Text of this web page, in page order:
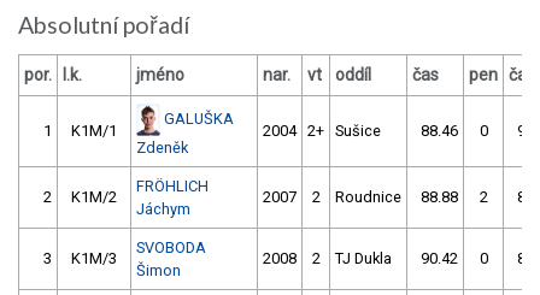
Absolutní pořadí
por. l.k. jméno nar. vt oddíl čas pen čas
1 K1M/1
GALUŠKA
Zdeněk
2004 2+ Sušice 88.46 0
2 K1M/2
FRÖHLICH
Jáchym
2007 2 Roudnice 88.88 2
3 K1M/3
SVOBODA
Šimon
2008 2 TJ Dukla 90.42 0